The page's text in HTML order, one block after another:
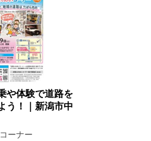
や体験で道路を
う！｜新潟市中
ーナー